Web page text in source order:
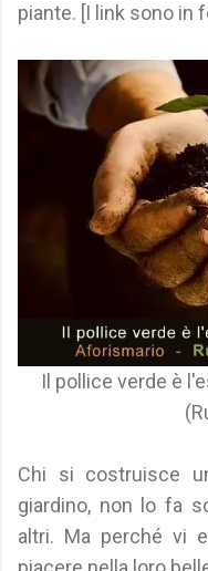
piante. [I link sono in
Il pollice verde è
Chi si costruisce
giardino, non lo fa
altri. Ma perché vi